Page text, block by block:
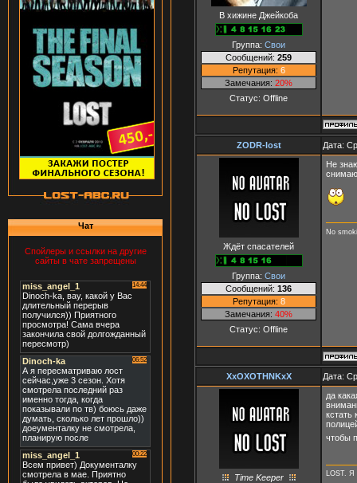
Чат
Спойлеры и ссылки на другие
сайты в чате запрещены
В хижине Джейкоба
Группа: Свои
Сообщений: 259
Репутация: 6
Замечания: 20%
Статус: Offline
ZODR-lost Дата:
Ждёт спасателей
Группа: Свои
Сообщений: 136
Репутация: 8
Замечания: 40%
Статус: Offline
Не
No
XxOXOTHNKxX Дата:
Time Keeper
да
кстать
чтобы
LOST.